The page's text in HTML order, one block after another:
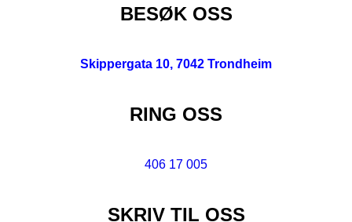
BESØK OSS
Skippergata 10, 7042 Trondheim
RING OSS
406 17 005
SKRIV TIL OSS